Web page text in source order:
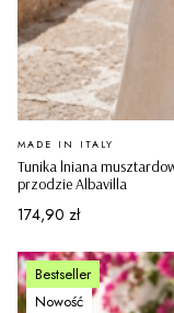
Tunika lniana
przodzie Albavilla
PRODUCENT
MADE IN ITALY
Cena
174,90 zł
Bestseller
Nowość